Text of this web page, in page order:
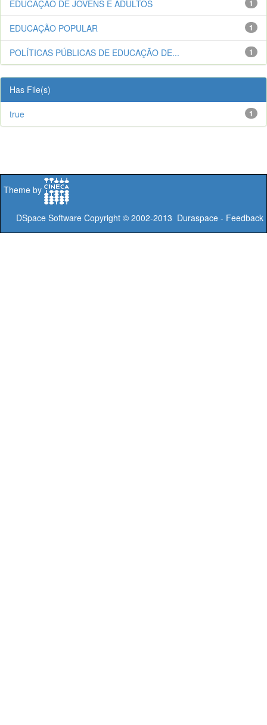
1
EDUCAÇÃO DE JOVENS E ADULTOS
1
EDUCAÇÃO POPULAR
1
POLÍTICAS PÚBLICAS DE EDUCAÇÃO DE...
Has File(s)
1
true
Theme by
DSpace Software Copyright © 2002-2013 Duraspace - Feedback